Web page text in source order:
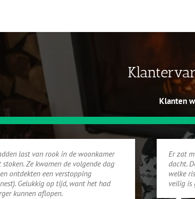
Klanten
last van rook in de woonkamer
stoken. Ze kwamen de volgende dag
ontdekten een verstopping
Gelukkig op tijd, want het had
kunnen aflopen.
Er zat
dacht.
welke
veilig is